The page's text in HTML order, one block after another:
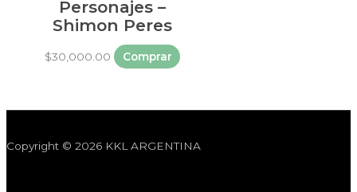
Personajes –
Shimon Peres
$30,000.00 Comprar
Copyright © 2026 KKL ARGENTINA